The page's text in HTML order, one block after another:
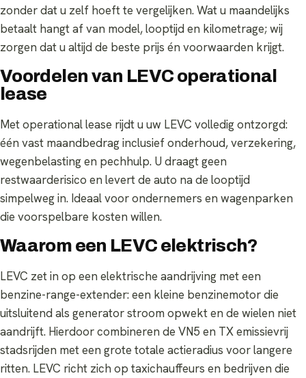
zonder dat u zelf hoeft te vergelijken. Wat u maandelijks
betaalt hangt af van model, looptijd en kilometrage; wij
zorgen dat u altijd de beste prijs én voorwaarden krijgt.
Voordelen van LEVC operational
lease
Met operational lease rijdt u uw LEVC volledig ontzorgd:
één vast maandbedrag inclusief onderhoud, verzekering,
wegenbelasting en pechhulp. U draagt geen
restwaarderisico en levert de auto na de looptijd
simpelweg in. Ideaal voor ondernemers en wagenparken
die voorspelbare kosten willen.
Waarom een LEVC elektrisch?
LEVC zet in op een elektrische aandrijving met een
benzine-range-extender: een kleine benzinemotor die
uitsluitend als generator stroom opwekt en de wielen niet
aandrijft. Hierdoor combineren de VN5 en TX emissievrij
stadsrijden met een grote totale actieradius voor langere
ritten. LEVC richt zich op taxichauffeurs en bedrijven die